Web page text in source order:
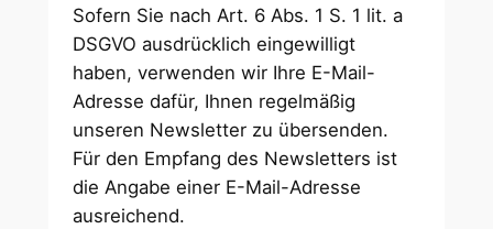
Sofern Sie nach Art. 6 Abs. 1 S. 1 lit. a
DSGVO ausdrücklich eingewilligt
haben, verwenden wir Ihre E-Mail-
Adresse dafür, Ihnen regelmäßig
unseren Newsletter zu übersenden.
Für den Empfang des Newsletters ist
die Angabe einer E-Mail-Adresse
ausreichend.